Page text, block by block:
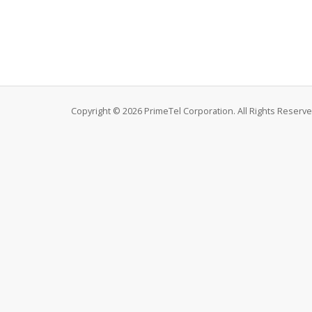
Copyright © 2026 PrimeTel Corporation. All Rights